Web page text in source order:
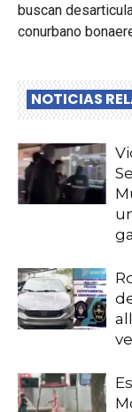
buscan
conurbano
NOTICIAS